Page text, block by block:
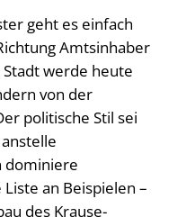
geht es einfach
Amtsinhaber
werde heute
von der
politische Stil sei
dominiere
an Beispielen –
des Krause-